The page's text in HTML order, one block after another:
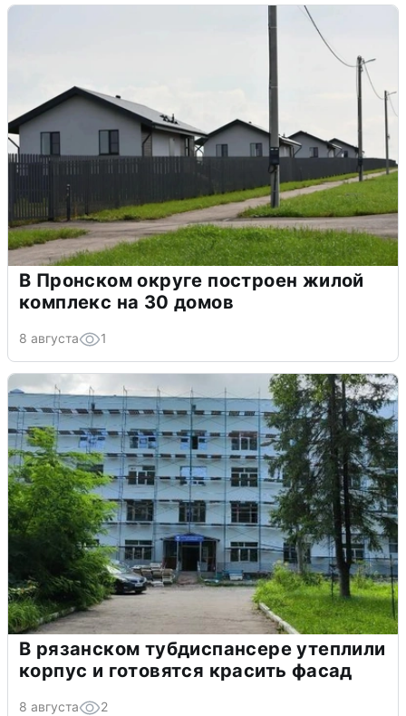
В Пронском округе построен жилой
комплекс на 30 домов
8 августа 1
В рязанском тубдиспансере утеплили
корпус и готовятся красить фасад
8 августа 2